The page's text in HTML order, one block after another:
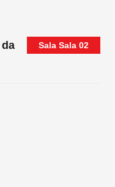
Sala Sala 02